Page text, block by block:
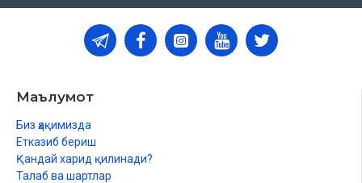
Маълумот
Биз ҳақимизда
Етказиб бериш
Қандай харид қилинади?
Талаб ва шартлар